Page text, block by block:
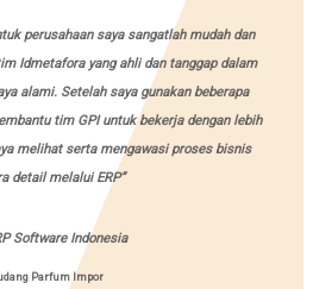
perusahaan saya sangatlah mudah dan
Idmetafora yang ahli dan tanggap dalam
alami. Setelah saya gunakan beberapa
tim GPI untuk bekerja dengan lebih
melihat serta mengawasi proses bisnis
detail melalui ERP”
Parfum Impor